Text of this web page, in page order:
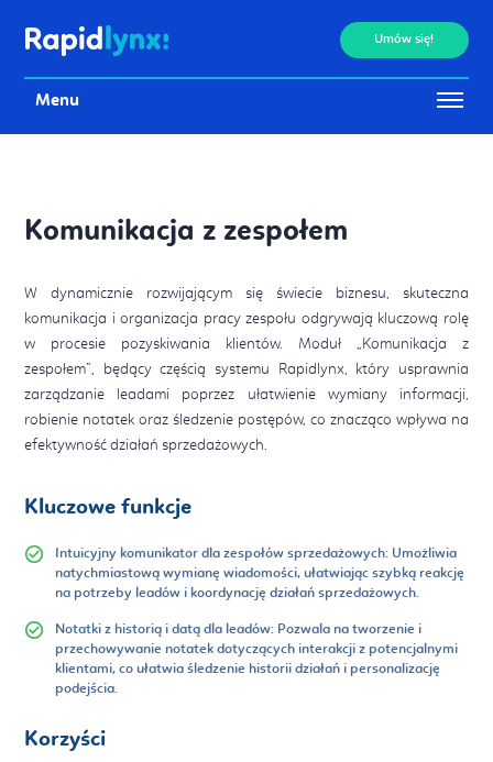
Umów się!
Menu
Komunikacja z zespołem
W dynamicznie rozwijającym się świecie biznesu, skuteczna
komunikacja i organizacja pracy zespołu odgrywają kluczową rolę
w procesie pozyskiwania klientów. Moduł „Komunikacja z
zespołem”, będący częścią systemu Rapidlynx, który usprawnia
zarządzanie leadami poprzez ułatwienie wymiany informacji,
robienie notatek oraz śledzenie postępów, co znacząco wpływa na
efektywność działań sprzedażowych.
Kluczowe funkcje
Intuicyjny komunikator dla zespołów sprzedażowych: Umożliwia
natychmiastową wymianę wiadomości, ułatwiając szybką reakcję
na potrzeby leadów i koordynację działań sprzedażowych.
Notatki z historią i datą dla leadów: Pozwala na tworzenie i
przechowywanie notatek dotyczących interakcji z potencjalnymi
klientami, co ułatwia śledzenie historii działań i personalizację
podejścia.
Korzyści